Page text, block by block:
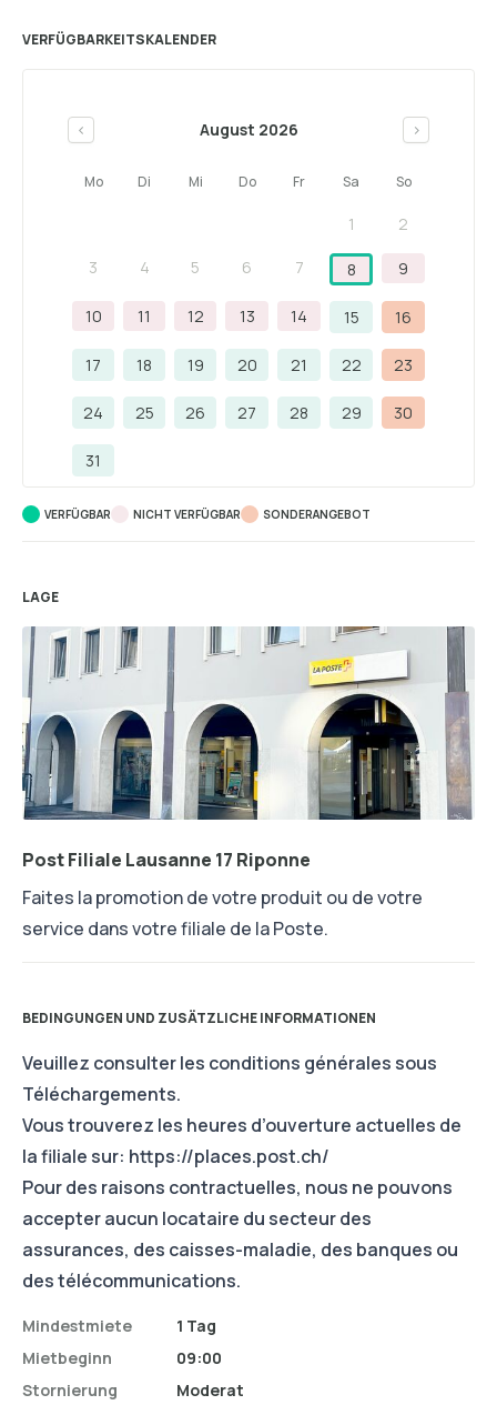
VERFÜGBARKEITSKALENDER
< August 2026 >
Mo Di Mi Do Fr Sa So
1 2
3 4 5 6 7 8 9
10 11 12 13 14 15 16
17 18 19 20 21 22 23
24 25 26 27 28 29 30
31
VERFÜGBAR NICHT VERFÜGBAR SONDERANGEBOT
LAGE
Post Filiale Lausanne 17 Riponne
Faites la promotion de votre produit ou de votre
service dans votre filiale de la Poste.
BEDINGUNGEN UND ZUSÄTZLICHE INFORMATIONEN
Veuillez consulter les conditions générales sous
Téléchargements.
Vous trouverez les heures d’ouverture actuelles de
la filiale sur: https://places.post.ch/
Pour des raisons contractuelles, nous ne pouvons
accepter aucun locataire du secteur des
assurances, des caisses-maladie, des banques ou
des télécommunications.
Mindestmiete
Mietbeginn
Stornierung
1 Tag
09:00
Moderat